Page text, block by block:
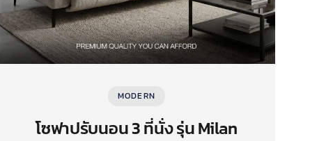
MODERN
โซฟาปรับนอน 3 ที่นั่ง รุ่น Milan